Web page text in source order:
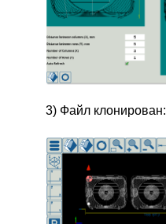
3) Файл клонирован: